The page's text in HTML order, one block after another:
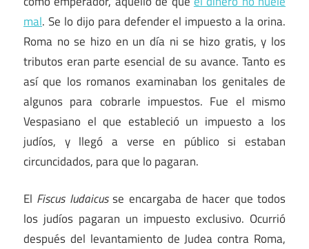
mal. Se lo dijo para defender el impuesto a la orina.
Roma no se hizo en un día ni se hizo gratis, y los
tributos eran parte esencial de su avance. Tanto es
así que los romanos examinaban los genitales de
algunos para cobrarle impuestos. Fue el mismo
Vespasiano el que estableció un impuesto a los
judíos, y llegó a verse en público si estaban
circuncidados, para que lo pagaran.
El Fiscus Iudaicusse encargaba de hacer que todos
los judíos pagaran un impuesto exclusivo. Ocurrió
después del levantamiento de Judea contra Roma,